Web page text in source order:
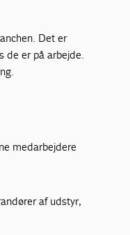
Det er
de er på arbejde.
medarbejdere
af udstyr,